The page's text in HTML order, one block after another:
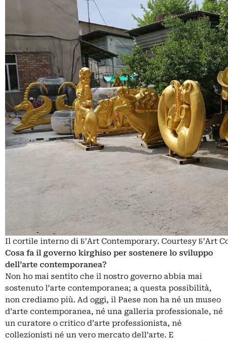
Il cortile interno di Б’Art Contemporary. Courtesy Б’Art
Cosa fa il governo kirghiso per sostenere lo sviluppo
dell’arte contemporanea?
Non ho mai sentito che il nostro governo abbia mai
sostenuto l’arte contemporanea; a questa possibilità,
non crediamo più. Ad oggi, il Paese non ha né un museo
d’arte contemporanea, né una galleria professionale, né
un curatore o critico d’arte professionista, né
collezionisti né un vero mercato dell’arte. E